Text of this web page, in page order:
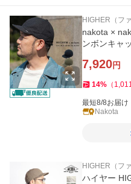
HIGHER（フ
nakota ×
ンボンキャ
7,920円
14% （
最短8/8お届け
Nakota
HIGHER（フ
ハイヤー